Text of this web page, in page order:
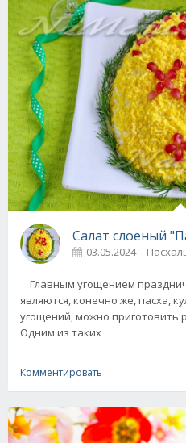
Салат слоеный
03.05.2024
Главным угощением
являются, конечно же, пасха,
угощений, можно приготовить
Одним из таких
Комментировать